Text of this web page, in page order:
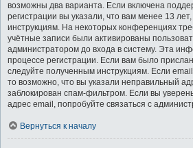
возможны два варианта. Если включена
регистрации вы указали, что вам менее 13
инструкциям. На некоторых конференциях
учётные записи были активированы
администратором до входа в систему. Эта
процессе регистрации. Если вам было
следуйте полученным инструкциям. Если
то возможно, что вы указали неправильный
заблокирован спам-фильтром. Если вы
адрес email, попробуйте связаться с
Вернуться к началу